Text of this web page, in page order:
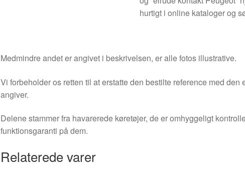
hurtigt i online kataloger og
Medmindre andet er angivet i beskrivelsen, er alle fotos illustrative.
Vi forbeholder os retten til at erstatte den bestilte reference med
angiver.
Delene stammer fra havarerede køretøjer, de er omhyggeligt
funktionsgaranti på dem.
Relaterede varer